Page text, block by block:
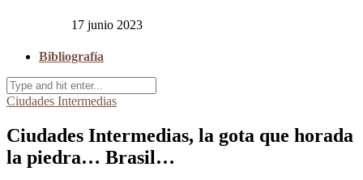
17 junio 2023
Bibliografía
Ciudades Intermedias
Ciudades Intermedias, la gota que horada
la piedra… Brasil…